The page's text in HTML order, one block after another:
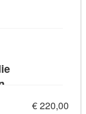
€ 220,00